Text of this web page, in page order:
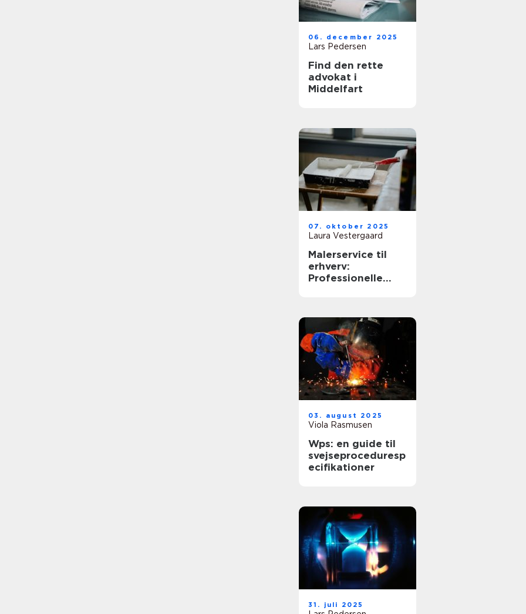
06. december 2025
Lars Pedersen
Find den rette
advokat i
Middelfart
07. oktober 2025
Laura Vestergaard
Malerservice til
erhverv:
Professionelle
03. august 2025
Viola Rasmusen
Wps: en guide til
svejseproceduresp
ecifikationer
31. juli 2025